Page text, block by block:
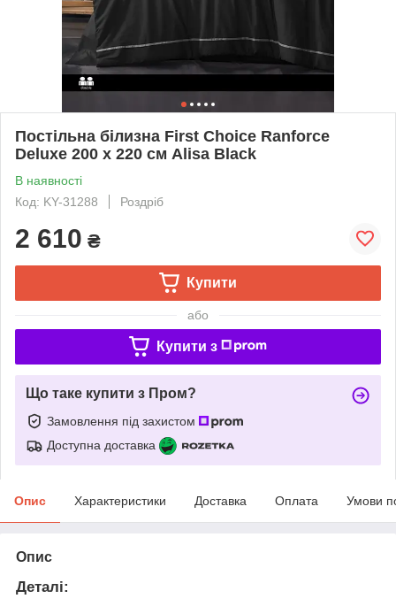
Постільна білизна First Choice Ranforce
Deluxe 200 х 220 см Alisa Black
В наявності
Код: KY-31288
Роздріб
2 610 ₴
Купити
або
Купити з
Що таке купити з Пром?
Замовлення під захистом
Доступна доставка
Опис Характеристики Доставка Оплата Умови
Опис
Деталі: